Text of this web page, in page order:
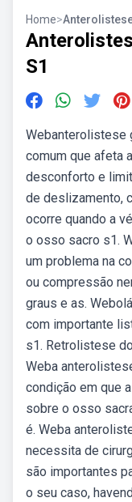
Home>Anterolistese
S1
Webanterolistese
comum que afeta
desconforto e
de deslizamento,
ocorre quando a
o osso sacro s1.
um problema na
ou compressão
graus e as.
com importante
s1. Retrolistese
Weba
condição em que
sobre o osso
é. Weba
necessita de
são importantes
o seu caso,